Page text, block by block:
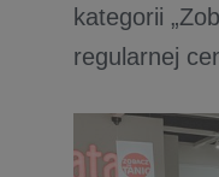
kategorii
regularnej